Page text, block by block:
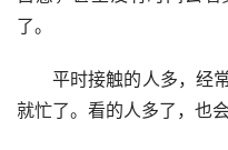
了。
平时接触的人多，经常
就忙了。看的人多了，也